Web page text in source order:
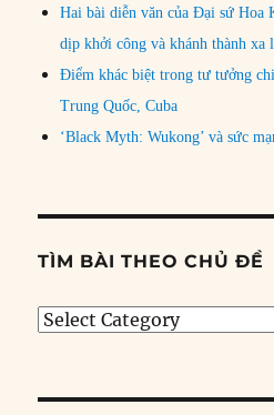
Hai bài diễn văn của Đại sứ
dịp khởi công và khánh thành xa
Điểm khác biệt trong tư tưởng
Trung Quốc, Cuba
‘Black Myth: Wukong’ và sức
TÌM BÀI THEO CHỦ ĐỀ
Tìm